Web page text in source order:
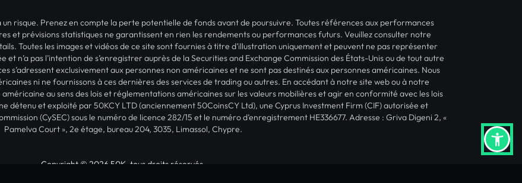
un risque. Prenez en compte la perte potentielle de fonds avant de poursuivre. Toutes références aux performances
et prévisions statistiques ne garantissent en rien les rendements ou performances futurs. Veuillez consulter notre
Toutes les images et vidéos de ce site sont fournies à titre d’illustration uniquement et peuvent ne pas représenter
n’a pas l’intention de s’enregistrer auprès de la Securities and Exchange Commission des États-Unis ou de tout autre
s’adressent exclusivement aux personnes non américaines et ne sont pas destinés aux personnes américaines. Nous
ni ne fournissons à ces dernières des services de trading ou autres. En accédant à notre site web ou à notre
au sens des lois et réglementations américaines sur les valeurs mobilières et agir en conformité avec les lois
détenu et exploité par 50KCY LTD (anciennement 50CoinsCY Ltd), une Cyprus Investment Firm (CIF) autorisée et
(CySEC) sous le numéro de licence 282/15 et le numéro d’enregistrement HE336677. Adresse : Griva Digeni 2, «
Pamelva Court », 2e étage, bureau 204, 3035, Limassol, Chypre.
Copyright © 2026 50K, tous droits réservés.